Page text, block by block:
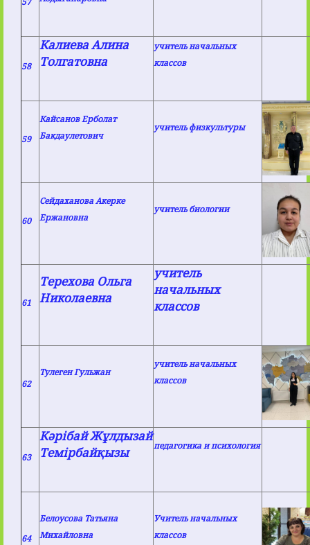
58
Калиева Алина
Толгатовна
учитель начальных
классов
59
Кайсанов Ерболат
Бакдаулетович
учитель физкультуры
60
Сейдаханова Акерке
Ержановна
учитель биологии
61
Терехова Ольга
Николаевна
учитель
начальных
классов
62
Тулеген Гульжан
учитель начальных
классов
63
Кәрібай Жұлдызай
Темірбайқызы
педагогика и психология
64
Белоусова Татьяна
Михайловна
Учитель начальных
классов